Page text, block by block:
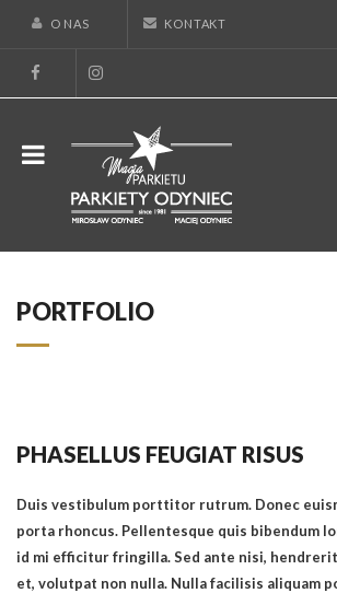
O NAS KONTAKT
PORTFOLIO
PHASELLUS FEUGIAT RISUS
Duis vestibulum porttitor rutrum. Donec
porta rhoncus. Pellentesque quis bibendum
id mi efficitur fringilla. Sed ante nisi,
et, volutpat non nulla. Nulla facilisis aliquam